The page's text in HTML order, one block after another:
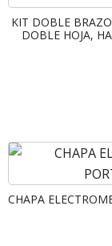
KIT DOBLE
DOBLE HOJA,
CHAPA